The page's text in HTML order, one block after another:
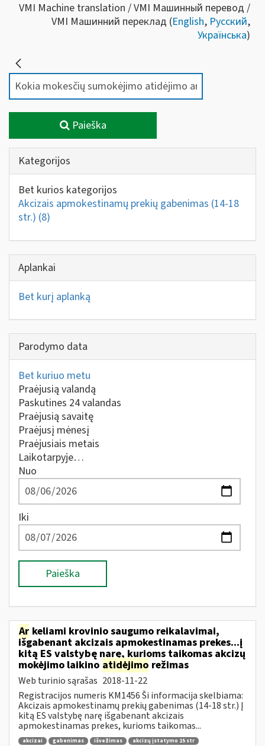
VMI Machine translation / VMI Машинный перевод /
VMI Машинний переклад (English, Русский,
Українська)
Paieška
Kategorijos
Bet kurios kategorijos
Akcizais apmokestinamų prekių gabenimas (14-18
str.) (8)
Aplankai
Bet kurį aplanką
Parodymo data
Bet kuriuo metu
Praėjusią valandą
Paskutines 24 valandas
Praėjusią savaitę
Praėjusį mėnesį
Praėjusiais metais
Laikotarpyje…
Nuo
Iki
Paieška
Ar keliami krovinio saugumo reikalavimai,
išgabenant akcizais apmokestinamas prekes...į
kitą ES valstybę narę, kurioms taikomas akcizų
mokėjimo laikino atidėjimo režimas
Web turinio sąrašas 2018-11-22
Registracijos numeris KM1456 Ši informacija skelbiama:
Akcizais apmokestinamų prekių gabenimas (14-18 str.) Į
kitą ES valstybę narę išgabenant akcizais
apmokestinamas prekes, kurioms taikomas...
akcizai gabenimas išvežimas
akcizų įstatymo 15 str